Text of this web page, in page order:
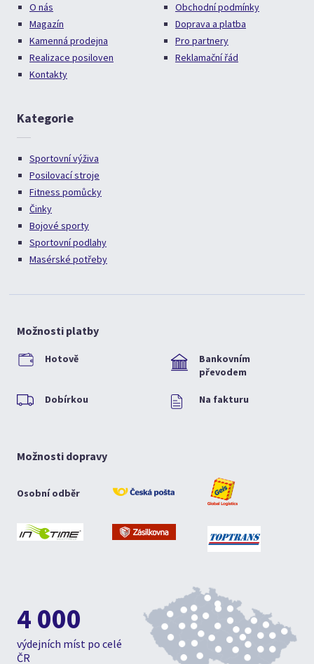
O nás
Magazín
Kamenná prodejna
Realizace posiloven
Kontakty
Obchodní podmínky
Doprava a platba
Pro partnery
Reklamační řád
Kategorie
Sportovní výživa
Posilovací stroje
Fitness pomůcky
Činky
Bojové sporty
Sportovní podlahy
Masérské potřeby
Možnosti platby
Hotově
Bankovním
převodem
Dobírkou Na fakturu
Možnosti dopravy
Osobní odběr
4 000
výdejních míst po celé
ČR